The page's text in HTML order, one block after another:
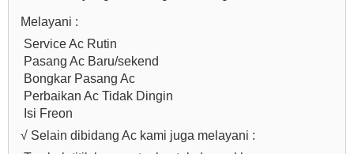
Melayani :
Service Ac Rutin
Pasang Ac Baru/sekend
Bongkar Pasang Ac
Perbaikan Ac Tidak Dingin
Isi Freon
√ Selain dibidang Ac kami juga melayani :